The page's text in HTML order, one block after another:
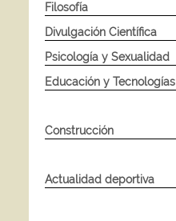
Filosofía
Divulgación Científica
Psicología y Sexualidad
Educación y Tecnologías
Construcción
Actualidad deportiva